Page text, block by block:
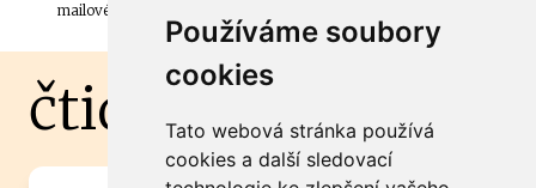
Používáme soubory
cookies
Tato webová stránka používá
cookies a další sledovací
mailové schránky.
čtidoma.cz